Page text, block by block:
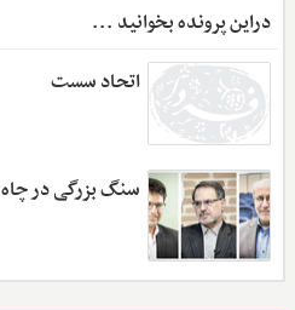
دراین پرونده بخوانید ...
اتحاد سست
سنگ بزرگی در چاه